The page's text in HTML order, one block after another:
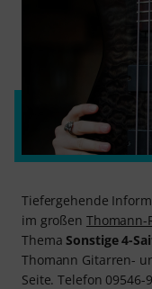
Tiefergehende
im großen Thomann-
ThemaSonstige 4-
Thomann Gitarren-
Seite. Telefon 09546-